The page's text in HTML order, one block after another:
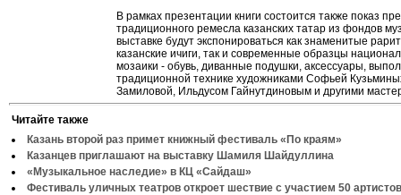
В рамках презентации книги состоится также показ
традиционного ремесла казанских татар из фондов
выставке будут экспонироваться как знаменитые
казанские ичиги, так и современные образцы
мозаики - обувь, диванные подушки, аксессуары,
традиционной технике художниками Софьей
Замиловой, Ильдусом Гайнутдиновым и другими
Читайте также
Казань второй раз примет книжный фестиваль «По краям»
Казанцев приглашают на выставку Шамиля Шайдуллина
«Музыкальное наследие» в КЦ «Сайдаш»
Фестиваль уличных театров откроет шествие с участием 50 артистов